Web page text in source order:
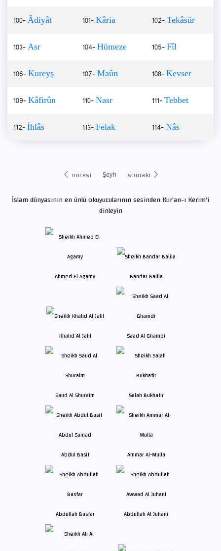
100-Âdiyât 101-Kâria 102-Tekâsür
103-Asr 104-Hümeze 105-Fîl
106-Kureyş 107-Maûn 108-Kevser
109-Kâfirûn 110-Nasr 111-Tebbet
112-İhlâs 113-Felak 114-Nâs
öncesi Şeyh
sonraki
İslam dünyasının en ünlü okuyucularının sesinden Kur'an-ı Kerim'i
dinleyin
Ahmed El Agamy Bandar Balila
Khalid Al Jalil Saad Al Ghamdi
Saud Al Shuraim Salah Bukhatir
Abdul Basit Ammar Al-Mulla
Abdullah Basfar Abdullah Al Juhani